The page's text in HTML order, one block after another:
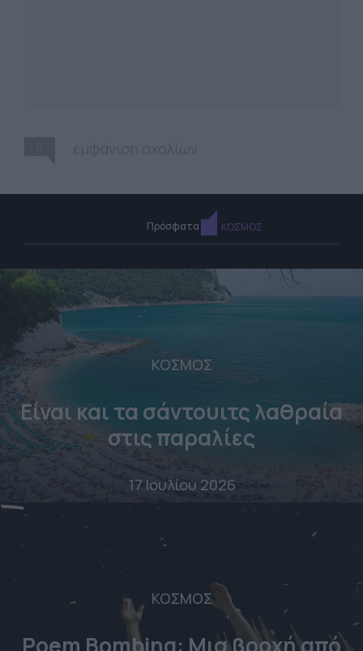
Πρόσφατα ΚΟΣΜΟΣ
ΚΟΣΜΟΣ
Είναι και τα σάντουιτς λαθραία
στις παραλίες
17 Ιουλίου 2026
ΚΟΣΜΟΣ